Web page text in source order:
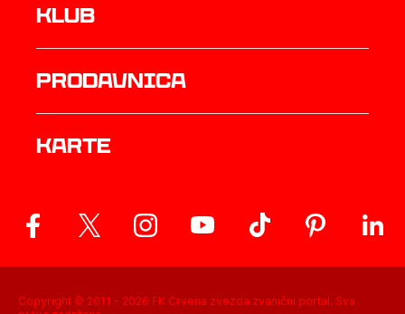
Klub
prodavnica
Karte
Copyright © 2011 - 2026 FK Crvena zvezda zvanični portal. Sva